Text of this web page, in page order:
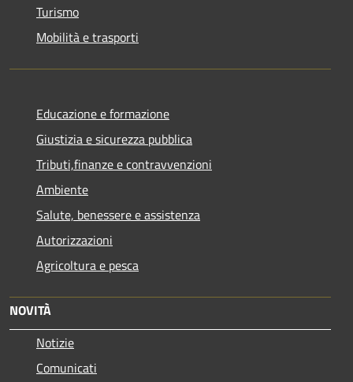
Turismo
Mobilità e trasporti
Educazione e formazione
Giustizia e sicurezza pubblica
Tributi,finanze e contravvenzioni
Ambiente
Salute, benessere e assistenza
Autorizzazioni
Agricoltura e pesca
NOVITÀ
Notizie
Comunicati